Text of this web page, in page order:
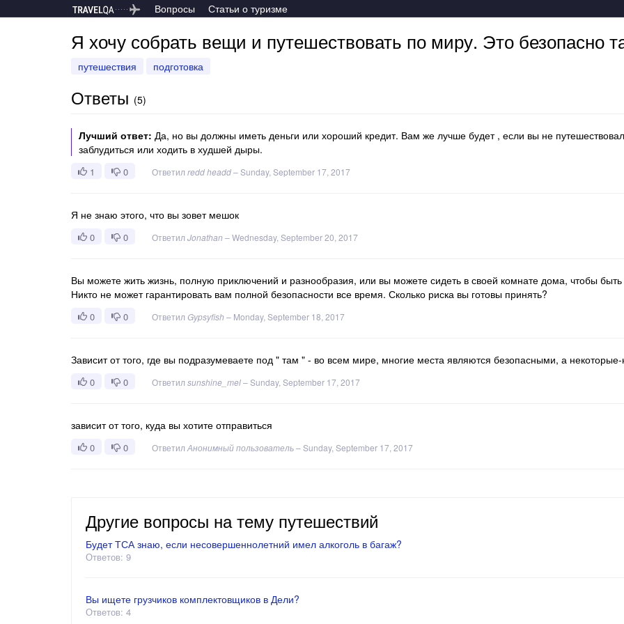
Вопросы Статьи о туризме
Я хочу собрать вещи и путешествовать по миру. Это безопасно
путешествия подготовка
Ответы (5)
Лучший ответ: Да, но вы должны иметь деньги или хороший кредит. Вам же лучше будет , если вы не
заблудиться или ходить в худшей дыры.
1 0 Ответил redd headd–Sunday, September 17, 2017
Я не знаю этого, что вы зовет мешок
0 0 Ответил Jonathan –Wednesday, September 20, 2017
Вы можете жить жизнь, полную приключений и разнообразия, или вы можете сидеть в своей комнате дома, чтобы
Никто не может гарантировать вам полной безопасности все время. Сколько риска вы готовы принять?
0 0 Ответил Gypsyfish – Monday, September 18, 2017
Зависит от того, где вы подразумеваете под " там " - во всем мире, многие места являются безопасными, а некоторые-
0 0 Ответил sunshine_mel–Sunday, September 17, 2017
зависит от того, куда вы хотите отправиться
0 0 Ответил Анонимный пользователь–Sunday, September 17, 2017
Другие вопросы на тему путешествий
Будет ТСА знаю, если несовершеннолетний имел алкоголь в багаж?
Ответов: 9
Вы ищете грузчиков комплектовщиков в Дели?
Ответов: 4